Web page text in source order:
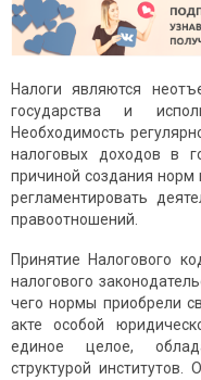
Налоги являются
государства и
Необходимость
налоговых доходов в
причиной создания норм
регламентировать
правоотношений.
Принятие Налогового
налогового
чего нормы приобрели
акте особой
единое целое,
структурой институтов.